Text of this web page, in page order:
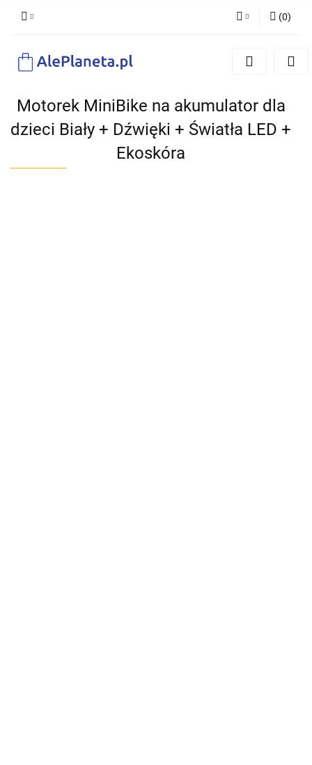
Zaloguj się
(0)
Motorek MiniBike na akumulator dla
dzieci Biały + Dźwięki + Światła LED +
Ekoskóra